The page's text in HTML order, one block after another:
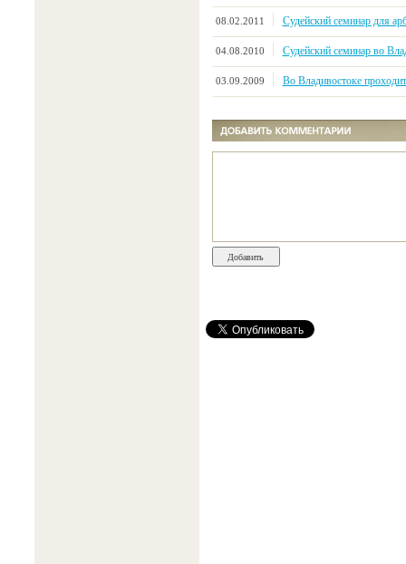
08.02.2011 Судейский семинар для
04.08.2010 Судейский семинар во
03.09.2009 Во Владивостоке